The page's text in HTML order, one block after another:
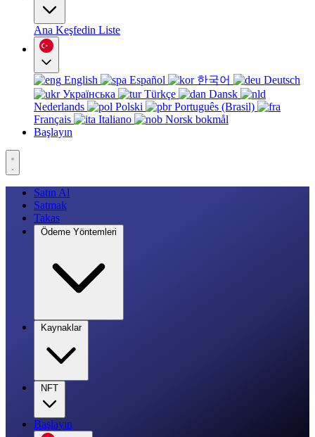
Ana Keşfedin Liste
English Español 한국어
Deutsch
Українська
Türkçe
Dansk
Nederlands
Polski
Português (Brasil)
Français
Italiano
Norsk bokmål
Başlayın
Satın Al
Satmak
Takas
Ödeme Yöntemleri
Kaynaklar
NFT
Başlayın